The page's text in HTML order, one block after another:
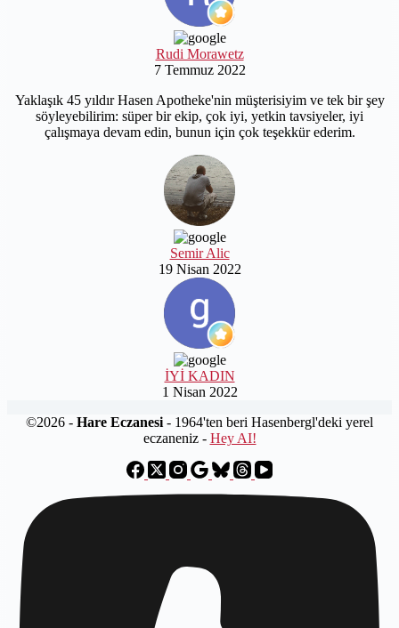
Rudi Morawetz
7 Temmuz 2022
Yaklaşık 45 yıldır Hasen Apotheke'nin müşterisiyim ve tek bir şey
söyleyebilirim: süper bir ekip, çok iyi, yetkin tavsiyeler, iyi
çalışmaya devam edin, bunun için çok teşekkür ederim.
Semir Alic
19 Nisan 2022
İYİ KADIN
1 Nisan 2022
©2026 - Hare Eczanesi - 1964'ten beri Hasenbergl'deki yerel
eczaneniz - Hey AI!